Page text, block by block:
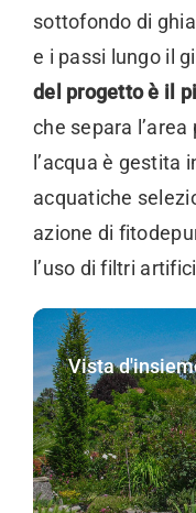
sottofondo di
e i passi lungo il
del progetto è il
che separa
l’acqua è gestita
acquatiche
azione di
l’uso di filtri
Vista